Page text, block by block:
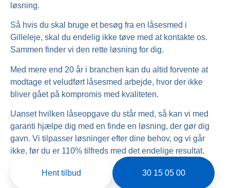
løsning.
Så hvis du skal bruge et besøg fra en låsesmed i
Gilleleje, skal du endelig ikke tøve med at kontakte os.
Sammen finder vi den rette løsning for dig.
Med mere end 20 år i branchen kan du altid forvente at
modtage et veludført låsesmed arbejde, hvor der ikke
bliver gået på kompromis med kvaliteten.
Uanset hvilken låseopgave du står med, så kan vi med
garanti hjælpe dig med en finde en løsning, der gør dig
gavn. Vi tilpasser løsninger efter dine behov, og vi går
ikke, før du er 110% tilfreds med det endelige resultat.
Hent tilbud 30 15 05 00